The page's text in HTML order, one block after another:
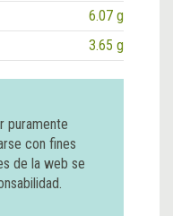
6.07 g
3.65 g
puramente
con fines
de la web se